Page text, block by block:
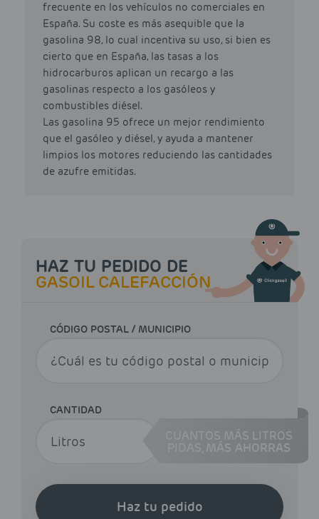
frecuente en los vehículos no comerciales en
España. Su coste es más asequible que la
gasolina 98, lo cual incentiva su uso, si bien es
cierto que en España, las tasas a los
hidrocarburos aplican un recargo a las
gasolinas respecto a los gasóleos y
combustibles diésel.
Las gasolina 95 ofrece un mejor rendimiento
que el gasóleo y diésel, y ayuda a mantener
limpios los motores reduciendo las cantidades
de azufre emitidas.
HAZ TU PEDIDO DE
GASOIL CALEFACCIÓN
CÓDIGO POSTAL / MUNICIPIO
CANTIDAD
CUANTOS MÁS LITROS
MÁS AHORRAS
Haz tu pedido